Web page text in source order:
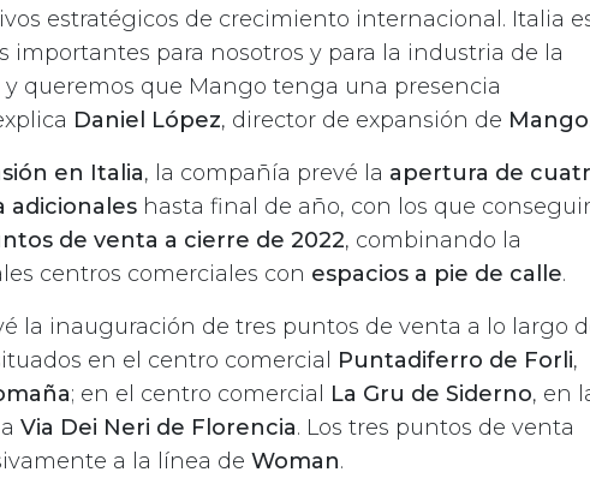
estratégicos de crecimiento internacional. Italia
importantes para nosotros y para la industria de la
queremos que Mango tenga una presencia
Daniel López, director de expansión de Mango
en Italia, la compañía prevé la apertura de
adicionales hasta final de año, con los que
de venta a cierre de 2022, combinando la
centros comerciales con espacios a pie de calle.
la inauguración de tres puntos de venta a lo largo
en el centro comercial Puntadiferro de Forli,
; en el centro comercial La Gru de Siderno, en
Via Dei Neri de Florencia. Los tres puntos de venta
a la línea de Woman.